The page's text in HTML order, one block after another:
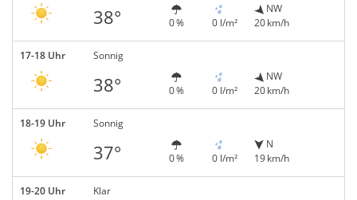
38° 0 % 0 l/m²
NW
20 km/h
17-18 Uhr Sonnig
38° 0 % 0 l/m²
NW
20 km/h
18-19 Uhr Sonnig
37° 0 % 0 l/m²
N
19 km/h
19-20 Uhr Klar